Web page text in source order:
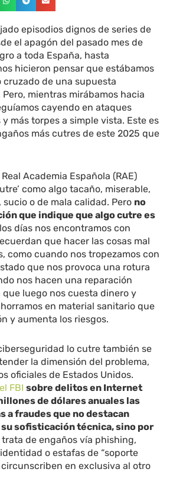
episodios dignos de series de
el apagón del pasado mes de
a toda España, hasta
hicieron pensar que estábamos
de una supuesta
mientras mirábamos hacia
cayendo en ataques
más torpes a simple vista. Este es
más cutres de este 2025 que
Academia Española (RAE)
como algo tacaño, miserable,
o de mala calidad. Pero no
que indique que algo cutre es
días nos encontramos con
que hacer las cosas mal
como cuando nos tropezamos con
que nos provoca una rotura
nos hacen una reparación
luego nos cuesta dinero y
en material sanitario que
y aumenta los riesgos.
lo cutre también se
la dimensión del problema,
oficiales de Estados Unidos.
FBI sobre delitos en Internet
de dólares anuales las
a fraudes que no destacan
sofisticación técnica, sino por
trata de engaños vía phishing,
o estafas de “soporte
circunscriben en exclusiva al otro